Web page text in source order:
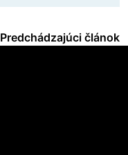
Predchádzajúci článok